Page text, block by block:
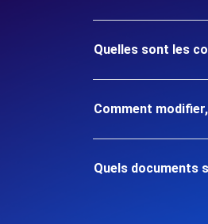
Quelles sont les
Comment
Quels documents